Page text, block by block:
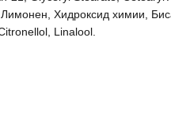
Хидроксид химии,
Linalool.